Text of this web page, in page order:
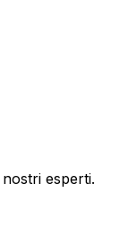
esperti.